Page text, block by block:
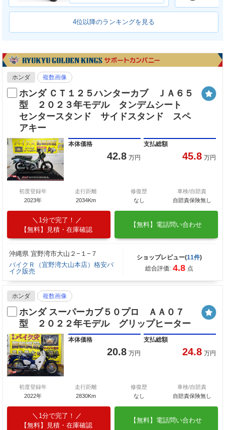
4位以降のランキングを見る
ホンダ 複数画像
ホンダ ＣＴ１２５ハンターカブ ＪＡ６５
型 ２０２３年モデル タンデムシート
センタースタンド サイドスタンド スペ
アキー
本体価格
42.8 万円
支払総額
45.8 万円
初度登録年
2023年
走行距離
2034Km
修復歴
なし
車検/自賠責
自賠責保険無し
1分で完了！
【無料】見積・在庫確認
【無料】電話問い合わせ
沖縄県 宜野湾市大山２−１−７
バイクＲ（宜野湾大山本店）格安バ
イク販売
ショップレビュー(11件)
総合評価: 4.8 点
ホンダ 複数画像
ホンダ スーパーカブ５０プロ ＡＡ０７
型 ２０２２年モデル グリップヒーター
本体価格
20.8 万円
支払総額
24.8 万円
初度登録年
2022年
走行距離
2830Km
修復歴
なし
車検/自賠責
自賠責保険無し
1分で完了！
【無料】見積・在庫確認
【無料】電話問い合わせ